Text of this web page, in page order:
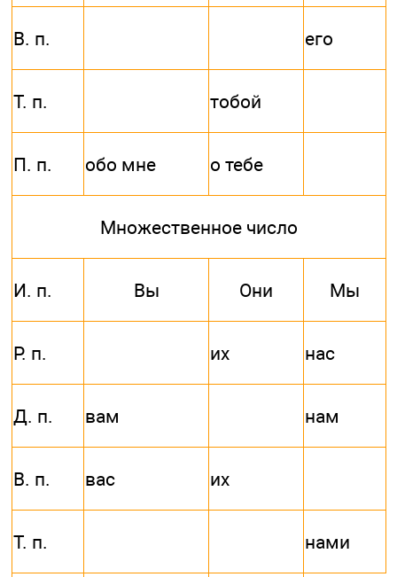
В. п. его
Т. п. тобой
П. п. обо мне о тебе
Множественное число
И. п. Вы Они Мы
Р. п. их нас
Д. п. вам нам
В. п. вас их
Т. п. нами